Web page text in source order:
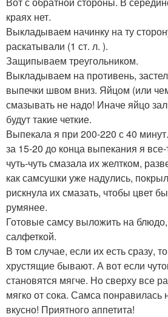
краях нет.
Выкладываем начинку на ту
раскатывали (1 ст. л. ).
Защипываем треугольником.
Выкладываем на противень,
выпечки швом вниз. Яйцом (или
смазывать не надо! Иначе яйцо
будут такие четкие.
Выпекала я при 200-220 с 40
за 15-20 до конца выпекания я
чуть-чуть смазала их желтком,
как самсушки уже надулись,
рискнула их смазать, чтобы цвет
румянее.
Готовые самсу выложить на
салфеткой.
В том случае, если их есть сразу,
хрустящие бывают. А вот если
становятся мягче. Но сверху все
мягко от сока. Самса
вкусно! Приятного аппетита!